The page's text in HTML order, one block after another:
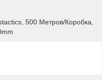
500 Метров/коробка,